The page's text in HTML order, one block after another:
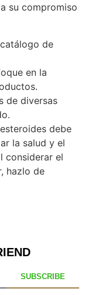
su compromiso
de
en la
de diversas
debe
la salud y el
considerar el
hazlo de
SUBSCRIBE